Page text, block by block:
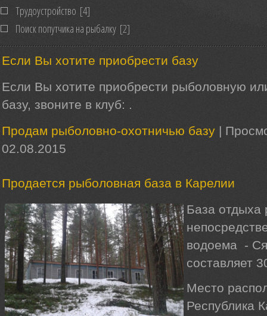
Трудоустройство [4]
Поиск попутчика на рыбалку [2]
Если Вы хотите приобрести базу
Если Вы хотите приобрести рыболовную
базу, звоните в клуб: .
Продам рыболовно-охотничью базу |
02.08.2015
Продается рыболовная база в Карелии
База отдыха
водоема -
составляет
Место
Республика